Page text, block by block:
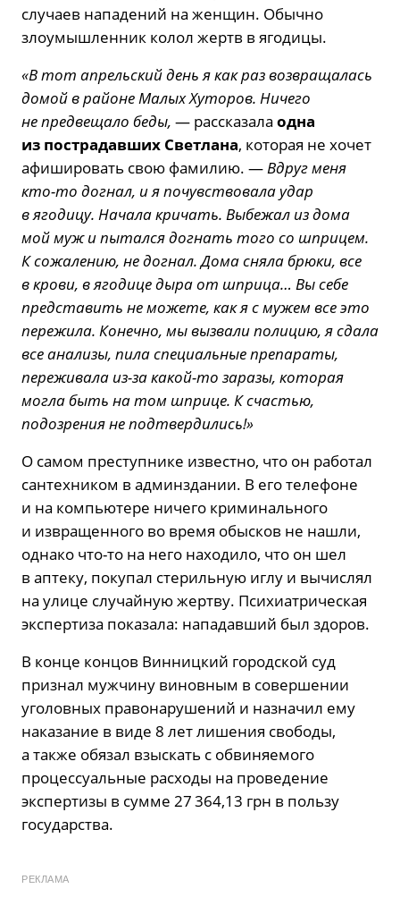
случаев нападений на женщин. Обычно
злоумышленник колол жертв в ягодицы.
«В тот апрельский день я как раз возвращалась
домой в районе Малых Хуторов. Ничего
не предвещало беды, — рассказала одна
из пострадавших Светлана, которая не хочет
афишировать свою фамилию. — Вдруг меня
кто-то догнал, и я почувствовала удар
в ягодицу. Начала кричать. Выбежал из дома
мой муж и пытался догнать того со шприцем.
К сожалению, не догнал. Дома сняла брюки, все
в крови, в ягодице дыра от шприца… Вы себе
представить не можете, как я с мужем все это
пережила. Конечно, мы вызвали полицию, я сдала
все анализы, пила специальные препараты,
переживала из-за какой-то заразы, которая
могла быть на том шприце. К счастью,
подозрения не подтвердились!»
О самом преступнике известно, что он работал
сантехником в админздании. В его телефоне
и на компьютере ничего криминального
и извращенного во время обысков не нашли,
однако что-то на него находило, что он шел
в аптеку, покупал стерильную иглу и вычислял
на улице случайную жертву. Психиатрическая
экспертиза показала: нападавший был здоров.
В конце концов Винницкий городской суд
признал мужчину виновным в совершении
уголовных правонарушений и назначил ему
наказание в виде 8 лет лишения свободы,
а также обязал взыскать с обвиняемого
процессуальные расходы на проведение
экспертизы в сумме 27 364,13 грн в пользу
государства.
РЕКЛАМА